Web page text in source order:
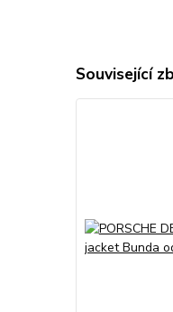
Související